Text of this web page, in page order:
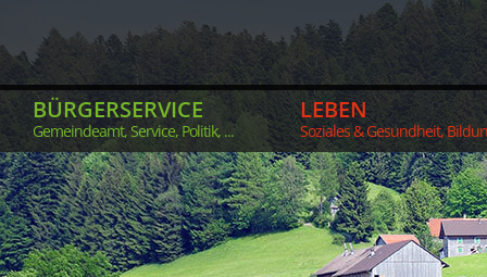
BÜRGERSERVICE
Gemeindeamt, Service, Politik, ...
LEBEN
Soziales & Gesundheit,